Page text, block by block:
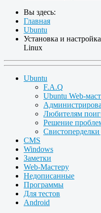
Вы здесь:
Главная
Ubuntu
Установка и
Linux
Ubuntu
F.A.Q
Ubuntu Web-
Любителям
Решение
CMS
Windows
Заметки
Web-Мастеру
Недописанные
Программы
Для тестов
Android